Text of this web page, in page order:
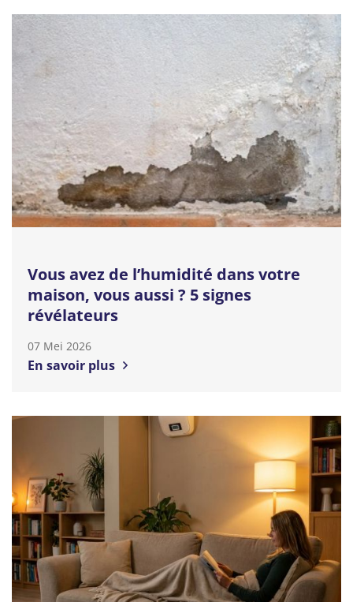
Vous avez de l’humidité dans votre
maison, vous aussi ? 5 signes
révélateurs
07 Mei 2026
En savoir plus